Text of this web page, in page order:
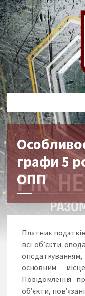
графи 5
ОПП
Платник
всі об’єкти
основним
Повідомлення
об’єкти,